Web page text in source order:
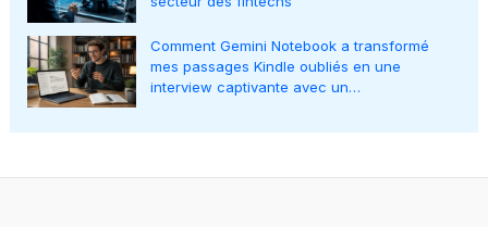
Comment Gemini Notebook a transformé
mes passages Kindle oubliés en une
interview captivante avec un…